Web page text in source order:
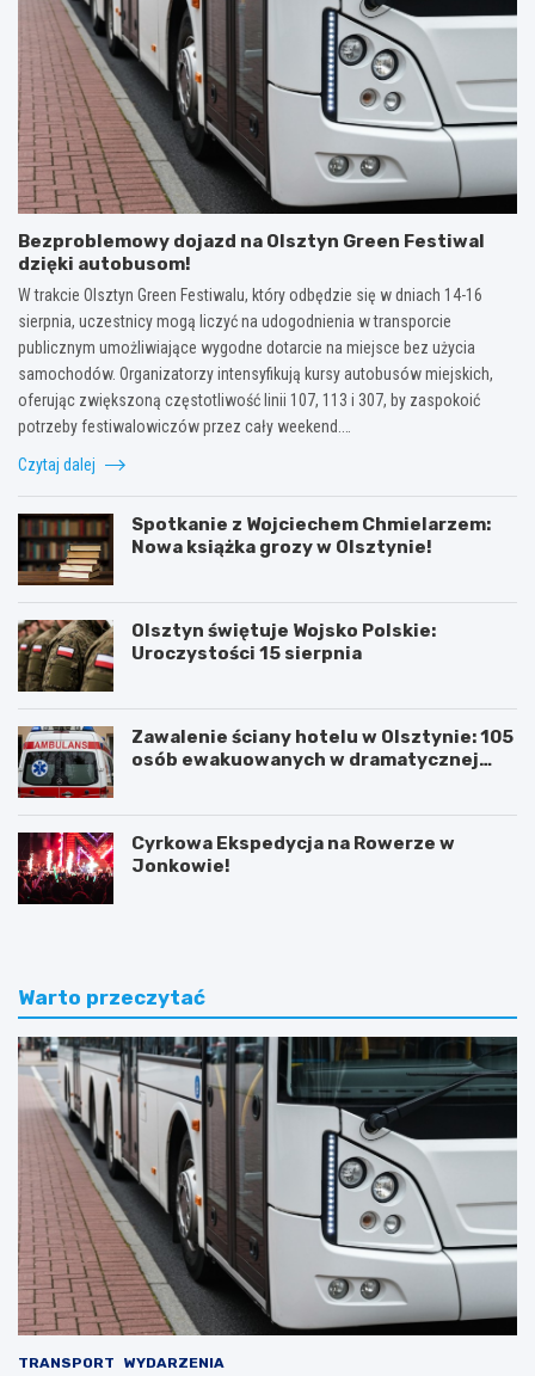
Bezproblemowy dojazd na Olsztyn Green Festiwal
dzięki autobusom!
W trakcie Olsztyn Green Festiwalu, który odbędzie się w dniach 14-16
sierpnia, uczestnicy mogą liczyć na udogodnienia w transporcie
publicznym umożliwiające wygodne dotarcie na miejsce bez użycia
samochodów. Organizatorzy intensyfikują kursy autobusów miejskich,
oferując zwiększoną częstotliwość linii 107, 113 i 307, by zaspokoić
potrzeby festiwalowiczów przez cały weekend.…
Czytaj dalej
Spotkanie z Wojciechem Chmielarzem:
Nowa książka grozy w Olsztynie!
Olsztyn świętuje Wojsko Polskie:
Uroczystości 15 sierpnia
Zawalenie ściany hotelu w Olsztynie: 105
osób ewakuowanych w dramatycznej
Cyrkowa Ekspedycja na Rowerze w
Jonkowie!
Warto przeczytać
TRANSPORT WYDARZENIA